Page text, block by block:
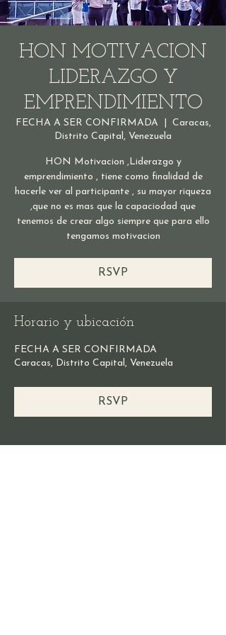
HON MOTIVACION
LIDERAZGO Y
EMPRENDIMIENTO
FECHA A SER CONFIRMADA
  |
Caracas,
Distrito Capital, Venezuela
HON Motivacion ,Liderazgo y
emprendimiento , tiene como finalidad de
hacerle ver al participante , su mayor riqueza
,que no es mas que la capaciodad que
tenemos de crear algo siempre que para ello
tengamos motivacion
RSVP
Horario y ubicación
FECHA A SER CONFIRMADA
Caracas, Distrito Capital, Venezuela
RSVP